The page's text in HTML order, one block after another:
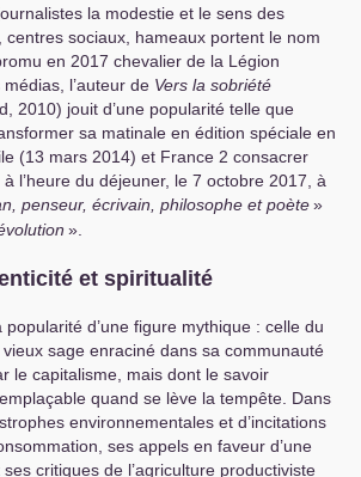
la modestie et le sens des
centres sociaux, hameaux portent le nom
en 2017 chevalier de la Légion
l’auteur de Vers la sobriété
2010) jouit d’une popularité telle que
sa matinale en édition spéciale en
(13 mars 2014) et France 2 consacrer
l’heure du déjeuner, le 7 octobre 2017, à
penseur, écrivain, philosophe et poète»
».
et spiritualité
popularité d’une figure mythique : celle du
sage enraciné dans sa communauté
le capitalisme, mais dont le savoir
quand se lève la tempête. Dans
environnementales et d’incitations
ses appels en faveur d’une
critiques de l’agriculture productiviste